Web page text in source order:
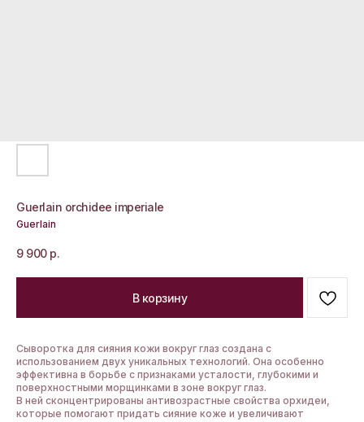
Guerlain orchidee imperiale
Guerlain
9 900 р.
В корзину
Сыворотка для сияния кожи вокруг глаз создана с
использованием двух уникальных технологий. Она особенно
эффективна в борьбе с признаками усталости, глубокими и
поверхностными морщинками в зоне вокруг глаз.
В ней сконцентрированы антивозрастные свойства орхидеи,
которые помогают придать сияние коже и увеличивают